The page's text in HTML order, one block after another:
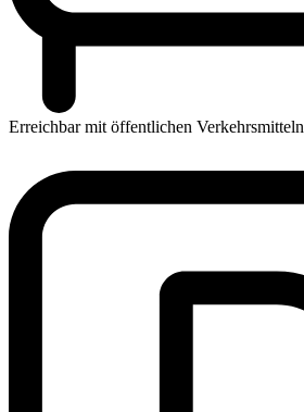
Erreichbar mit öffentlichen Verkehrsmitteln